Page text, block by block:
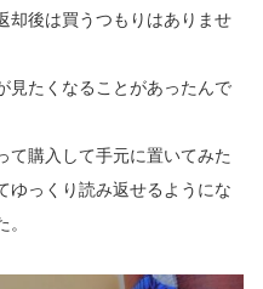
却後は買うつもりはありませ
見たくなることがあったんで
て購入して手元に置いてみた
ゆっくり読み返せるようにな